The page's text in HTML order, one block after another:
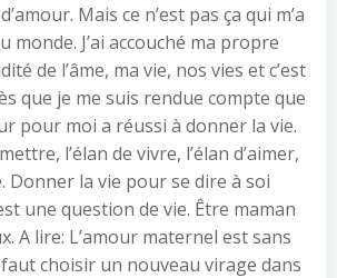
Mais ce n’est pas ça qui m’a
monde. J’ai accouché ma propre
de l’âme, ma vie, nos vies et c’est
que je me suis rendue compte que
pour moi a réussi à donner la vie.
l’élan de vivre, l’élan d’aimer,
Donner la vie pour se dire à soi
une question de vie. Être maman
A lire: L’amour maternel est sans
choisir un nouveau virage dans